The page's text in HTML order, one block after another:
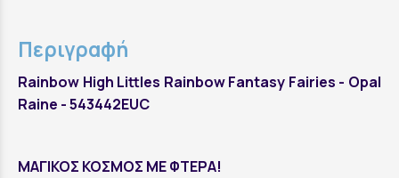
Περιγραφή
Rainbow High Littles Rainbow Fantasy Fairies - Opal
Raine - 543442EUC
ΜΑΓΙΚΟΣ ΚΟΣΜΟΣ ΜΕ ΦΤΕΡΑ!